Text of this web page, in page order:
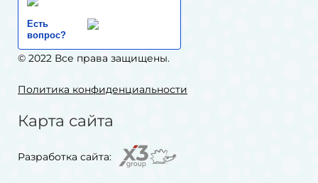
Есть
вопрос?
© 2022 Все права защищены.
Политика конфиденциальности
Карта сайта
Разработка сайта: